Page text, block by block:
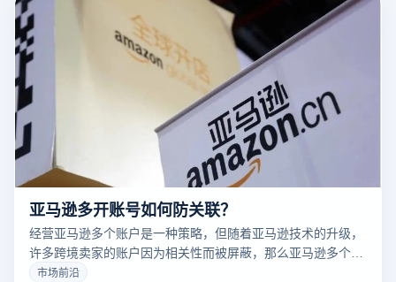
亚马逊多开账号如何防关联？
经营亚马逊多个账户是一种策略，但随着亚马逊技术的升级，
许多跨境卖家的账户因为相关性而被屏蔽，那么亚马逊多个账
户和多个商店的卖家如何防止相关性呢？有什么好的防关联方
市场前沿